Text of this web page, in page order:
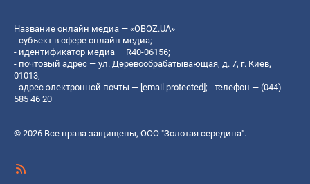
Название онлайн медиа — «OBOZ.UA»
- субъект в сфере онлайн медиа;
- идентификатор медиа — R40-06156;
- почтовый адрес — ул. Деревообрабатывающая, д. 7, г. Киев,
01013;
- адрес электронной почты — [email protected] ; - телефон — (044)
585 46 20
© 2026 Все права защищены, ООО "Золотая середина".